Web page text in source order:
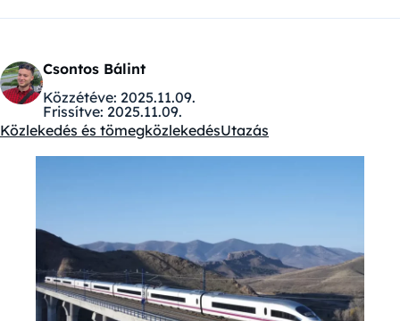
Csontos Bálint
Közzétéve: 2025.11.09.
Frissítve: 2025.11.09.
Kategóriák:
Közlekedés és tömegközlekedésUtazás